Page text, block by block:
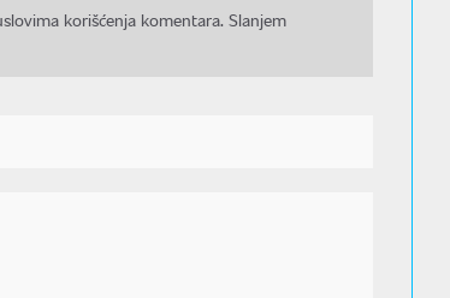
korišćenja komentara. Slanjem